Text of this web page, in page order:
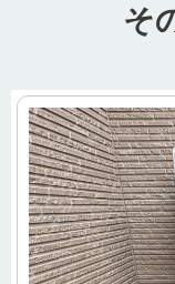
そ